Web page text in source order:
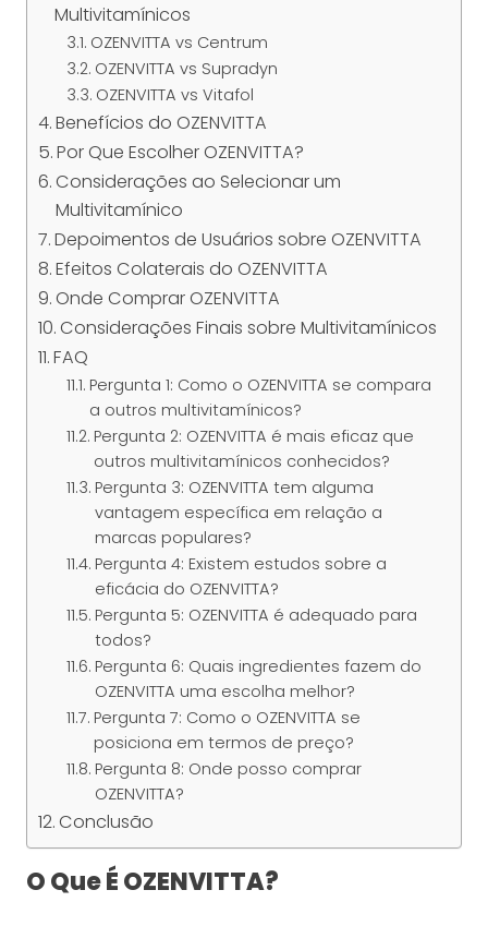
Multivitamínicos
OZENVITTA vs Centrum
OZENVITTA vs Supradyn
OZENVITTA vs Vitafol
Benefícios do OZENVITTA
Por Que Escolher OZENVITTA?
Considerações ao Selecionar um
Multivitamínico
Depoimentos de Usuários sobre OZENVITTA
Efeitos Colaterais do OZENVITTA
Onde Comprar OZENVITTA
Considerações Finais sobre Multivitamínicos
FAQ
Pergunta 1: Como o OZENVITTA se compara
a outros multivitamínicos?
Pergunta 2: OZENVITTA é mais eficaz que
outros multivitamínicos conhecidos?
Pergunta 3: OZENVITTA tem alguma
vantagem específica em relação a
marcas populares?
Pergunta 4: Existem estudos sobre a
eficácia do OZENVITTA?
Pergunta 5: OZENVITTA é adequado para
todos?
Pergunta 6: Quais ingredientes fazem do
OZENVITTA uma escolha melhor?
Pergunta 7: Como o OZENVITTA se
posiciona em termos de preço?
Pergunta 8: Onde posso comprar
OZENVITTA?
Conclusão
O Que É OZENVITTA?